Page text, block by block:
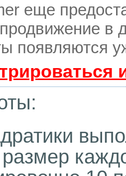
еще
в
появляются
размер